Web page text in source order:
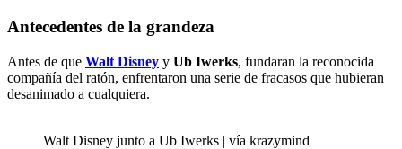
Antecedentes de la grandeza
Antes de que Walt Disney y Ub Iwerks, fundaran la reconocida
compañía del ratón, enfrentaron una serie de fracasos que hubieran
desanimado a cualquiera.
Walt Disney junto a Ub Iwerks | vía krazymind